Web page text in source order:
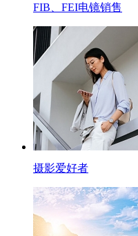
FIB、FEI电镜销售
摄影爱好者